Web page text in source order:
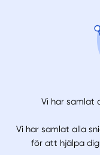
Vi har samlat
Vi har samlat alla
för att hjälpa